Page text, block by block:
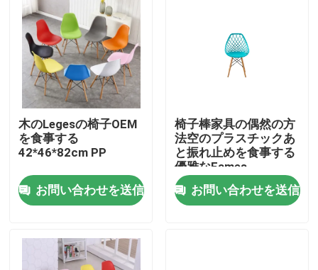
家
プロダクト
木のLegesの椅子OEM
を食事する
42*46*82cm PP
お問い合わせを送信
椅子棒家具の偶然の方
法空のプラスチックあ
と振れ止めを食事する
優雅なEames
お問い合わせを送信